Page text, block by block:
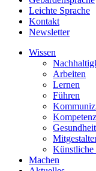
Leichte Sprache
Kontakt
Newsletter
Wissen
Arbeiten
Lernen
Führen
Gesundheit
Künstliche
Machen